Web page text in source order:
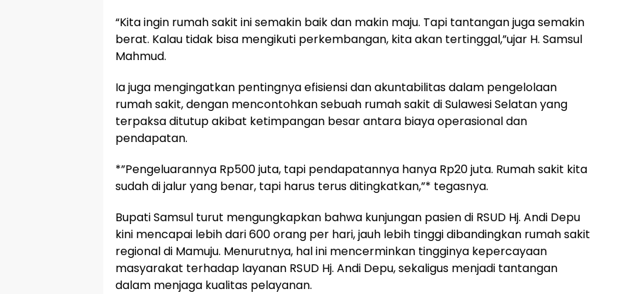
“Kita ingin rumah sakit ini semakin baik dan makin maju. Tapi tantangan juga semakin
berat. Kalau tidak bisa mengikuti perkembangan, kita akan tertinggal,”ujar H. Samsul
Mahmud.
Ia juga mengingatkan pentingnya efisiensi dan akuntabilitas dalam pengelolaan
rumah sakit, dengan mencontohkan sebuah rumah sakit di Sulawesi Selatan yang
terpaksa ditutup akibat ketimpangan besar antara biaya operasional dan
pendapatan.
*”Pengeluarannya Rp500 juta, tapi pendapatannya hanya Rp20 juta. Rumah sakit kita
sudah di jalur yang benar, tapi harus terus ditingkatkan,”* tegasnya.
Bupati Samsul turut mengungkapkan bahwa kunjungan pasien di RSUD Hj. Andi Depu
kini mencapai lebih dari 600 orang per hari, jauh lebih tinggi dibandingkan rumah sakit
regional di Mamuju. Menurutnya, hal ini mencerminkan tingginya kepercayaan
masyarakat terhadap layanan RSUD Hj. Andi Depu, sekaligus menjadi tantangan
dalam menjaga kualitas pelayanan.